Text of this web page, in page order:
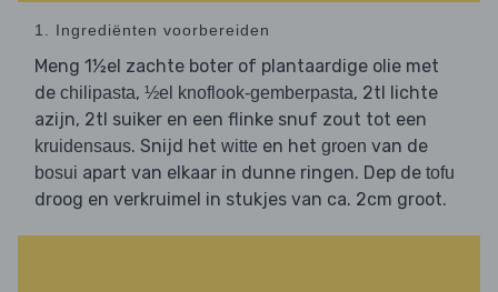
1. Ingrediënten voorbereiden
Meng 1½el zachte boter of plantaardige olie met
de chilipasta, ½el knoflook-gemberpasta, 2tl lichte
azijn, 2tl suiker en een flinke snuf zout tot een
kruidensaus. Snijd het witte en het groen van de
bosui apart van elkaar in dunne ringen. Dep de tofu
droog en verkruimel in stukjes van ca. 2cm groot.